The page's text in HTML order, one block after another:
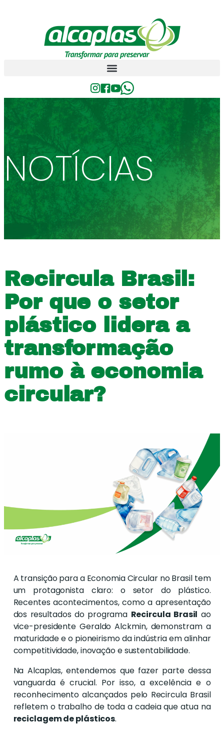
NOTÍCIAS
Recircula Brasil:
Por que o setor
plástico lidera a
transformação
rumo à economia
circular?
A transição para a Economia Circular no Brasil tem
um protagonista claro: o setor do plástico.
Recentes acontecimentos, como a apresentação
dos resultados do programa Recircula Brasil ao
vice-presidente Geraldo Alckmin, demonstram a
maturidade e o pioneirismo da indústria em alinhar
competitividade, inovação e sustentabilidade.
Na Alcaplas, entendemos que fazer parte dessa
vanguarda é crucial. Por isso, a excelência e o
reconhecimento alcançados pelo Recircula Brasil
refletem o trabalho de toda a cadeia que atua na
reciclagem de plásticos.